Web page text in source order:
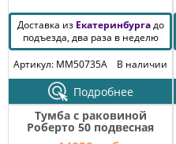
Доставка из Екатеринбургадо
подъезда, два раза в неделю
Артикул: MM50735A
В наличии
Подробнее
Тумба с раковиной
Роберто 50 подвесная
Графит 1 ящик